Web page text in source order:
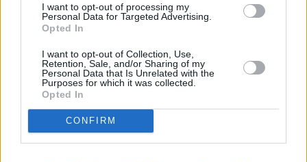
I want to opt-out of processing my
Personal Data for Targeted Advertising.
Opted In
I want to opt-out of Collection, Use,
Retention, Sale, and/or Sharing of my
Personal Data that Is Unrelated with the
Purposes for which it was collected.
Opted In
CONFIRM